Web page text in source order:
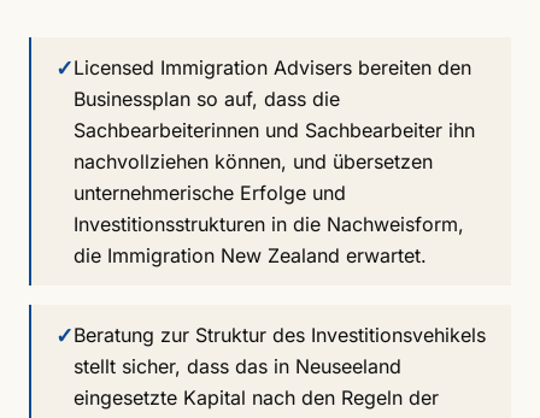
✓Licensed Immigration Advisers bereiten den
Businessplan so auf, dass die
Sachbearbeiterinnen und Sachbearbeiter ihn
nachvollziehen können, und übersetzen
unternehmerische Erfolge und
Investitionsstrukturen in die Nachweisform,
die Immigration New Zealand erwartet.
✓Beratung zur Struktur des Investitionsvehikels
stellt sicher, dass das in Neuseeland
eingesetzte Kapital nach den Regeln der